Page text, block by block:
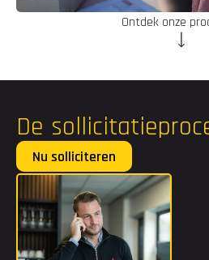
Ontdek onze
De
Nu solliciteren
Voornaam
Achternaam